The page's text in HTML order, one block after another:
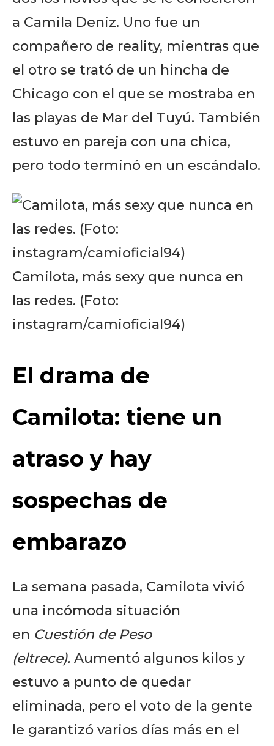
a Camila Deniz. Uno fue un
compañero de reality, mientras que
el otro se trató de un hincha de
Chicago con el que se mostraba en
las playas de Mar del Tuyú. También
estuvo en pareja con una chica,
pero todo terminó en un escándalo.
Camilota, más sexy que nunca en
las redes. (Foto:
instagram/camioficial94)
El drama de
Camilota: tiene un
atraso y hay
sospechas de
embarazo
La semana pasada, Camilota vivió
una incómoda situación
en Cuestión de Peso
(eltrece). Aumentó algunos kilos y
estuvo a punto de quedar
eliminada, pero el voto de la gente
le garantizó varios días más en el